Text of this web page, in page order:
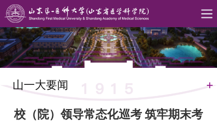
山一大要闻
校（院）领导常态化巡考 筑牢期末考